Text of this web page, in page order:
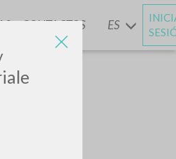
CONTACTOS ES